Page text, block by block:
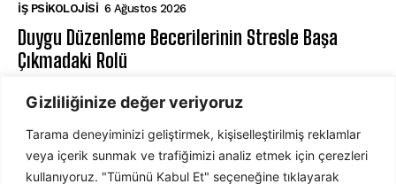
Gizliliğinize değer veriyoruz
Tarama deneyiminizi geliştirmek, kişiselleştirilmiş reklamlar
veya içerik sunmak ve trafiğimizi analiz etmek için çerezleri
kullanıyoruz. "Tümünü Kabul Et" seçeneğine tıklayarak
İŞ PSIKOLOJISI 6 Ağustos 2026
Duygu Düzenleme Becerilerinin Stresle Başa
Çıkmadaki Rolü
ABONE OL